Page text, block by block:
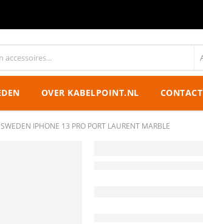
OVER KABELPOINT.NL CONTACT
IPHONE 13 PRO PORT LAURENT MARBLE